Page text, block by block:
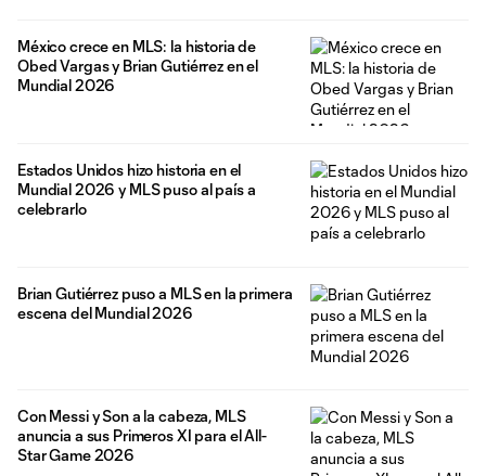
México crece en MLS: la historia de
Obed Vargas y Brian Gutiérrez en el
Mundial 2026
Estados Unidos hizo historia en el
Mundial 2026 y MLS puso al país a
celebrarlo
Brian Gutiérrez puso a MLS en la primera
escena del Mundial 2026
Con Messi y Son a la cabeza, MLS
anuncia a sus Primeros XI para el All-
Star Game 2026